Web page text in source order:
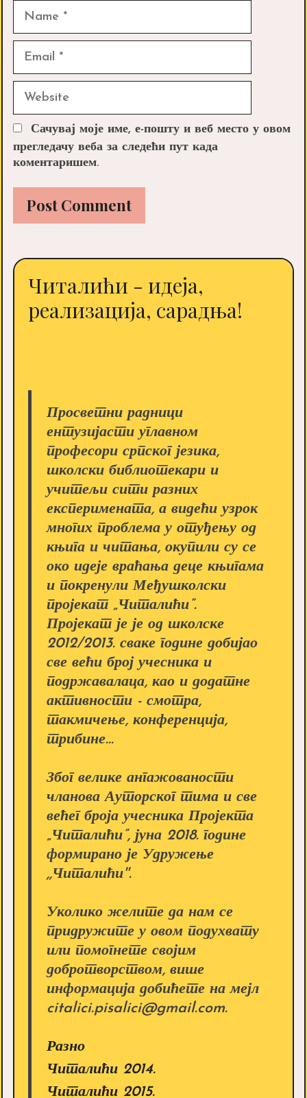
Website
Сачувај моје име, е-пошту и веб место у овом
прегледачу веба за следећи пут када
коментаришем.
Читалићи - идеја,
реализација, сарадња!
Просветни радници
ентузијасти углавном
професори српског језика,
школски библиотекари и
учитељи сити разних
експеримената, а видећи узрок
многих проблема у отуђењу од
књига и читања, окупили су се
око идеје враћања деце књигама
и покренули Међушколски
пројекат „Читалићи”.
Пројекат је је од школске
2012/2013. сваке године добијао
све већи број учесника и
подржавалаца, као и додатне
активности - смотра,
такмичење, конференција,
трибине...
Због велике ангажованости
чланова Ауторског тима и све
већег броја учесника Пројекта
„Читалићи”, јуна 2018. године
формирано је Удружење
,,Читалићи''.
Уколико желите да нам се
придружите у овом подухвату
или помогнете својим
добротворством, више
информација добићете на мејл
citalici.pisalici@gmail.com.
Разно
Читалићи 2014.
Читалићи 2015.